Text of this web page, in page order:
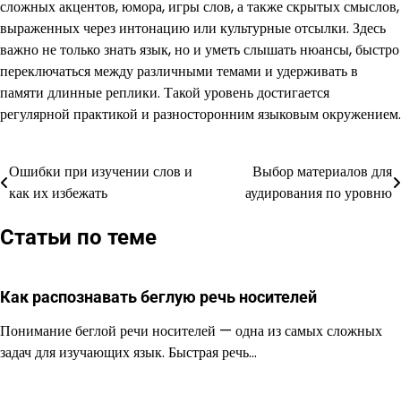
сложных акцентов, юмора, игры слов, а также скрытых смыслов,
выраженных через интонацию или культурные отсылки. Здесь
важно не только знать язык, но и уметь слышать нюансы, быстро
переключаться между различными темами и удерживать в
памяти длинные реплики. Такой уровень достигается
регулярной практикой и разносторонним языковым окружением.
Навигация
записям
Ошибки при изучении слов и
как их избежать
Выбор материалов для
аудирования по уровню
Статьи по теме
Как распознавать беглую речь носителей
Понимание беглой речи носителей — одна из самых сложных
задач для изучающих язык. Быстрая речь…